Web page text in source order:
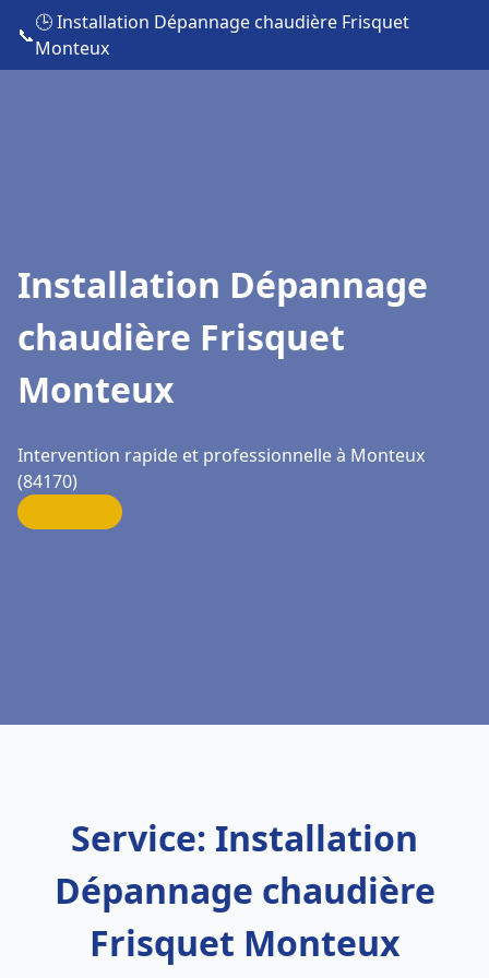
📞
🕒 Installation Dépannage chaudière Frisquet
Monteux
Installation Dépannage
chaudière Frisquet
Monteux
Intervention rapide et professionnelle à Monteux
(84170)
Service: Installation
Dépannage chaudière
Frisquet Monteux